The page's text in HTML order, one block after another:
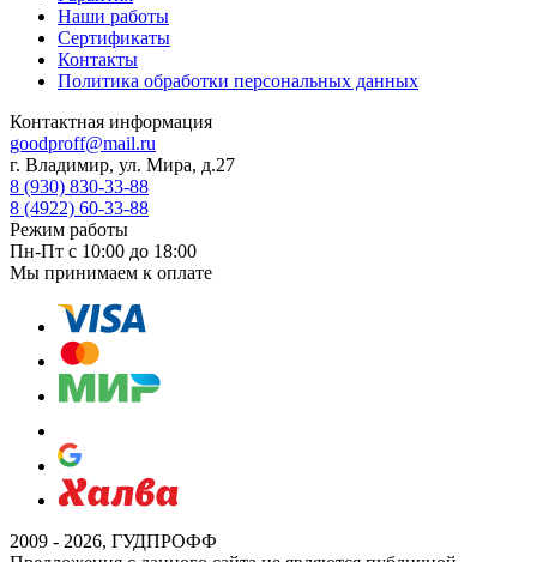
Наши работы
Сертификаты
Контакты
Политика обработки персональных данных
Контактная информация
goodproff@mail.ru
г. Владимир, ул. Мира, д.27
8 (930) 830-33-88
8 (4922) 60-33-88
Режим работы
Пн-Пт с 10:00 до 18:00
Мы принимаем к оплате
2009 - 2026, ГУДПРОФФ